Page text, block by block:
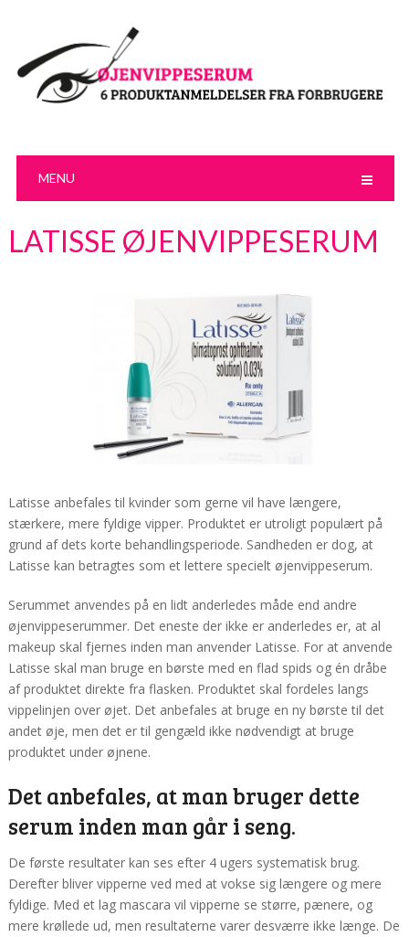
MENU
LATISSE ØJENVIPPESERUM
Latisse anbefales til kvinder som gerne vil have længere,
stærkere, mere fyldige vipper. Produktet er utroligt populært på
grund af dets korte behandlingsperiode. Sandheden er dog, at
Latisse kan betragtes som et lettere specielt øjenvippeserum.
Serummet anvendes på en lidt anderledes måde end andre
øjenvippeserummer. Det eneste der ikke er anderledes er, at al
makeup skal fjernes inden man anvender Latisse. For at anvende
Latisse skal man bruge en børste med en flad spids og én dråbe
af produktet direkte fra flasken. Produktet skal fordeles langs
vippelinjen over øjet. Det anbefales at bruge en ny børste til det
andet øje, men det er til gengæld ikke nødvendigt at bruge
produktet under øjnene.
Det anbefales, at man bruger dette
serum inden man går i seng.
De første resultater kan ses efter 4 ugers systematisk brug.
Derefter bliver vipperne ved med at vokse sig længere og mere
fyldige. Med et lag mascara vil vipperne se større, pænere, og
mere krøllede ud, men resultaterne varer desværre ikke længe. De